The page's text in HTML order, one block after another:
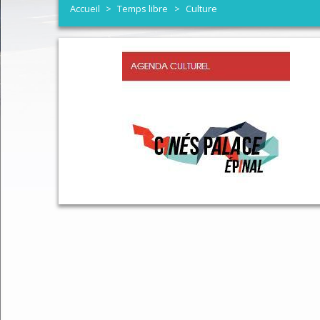
Bulletin Chantraine Echo
Élus
Coordonnées et horaires
CR Conseils Municipaux
Communauté d'Agglomération
Info entretien SDANC
Demande de carte
Etat-civil et
Carte d'identité -
Elections et
Pass communautaire
Accueil > Temps libre > Culture